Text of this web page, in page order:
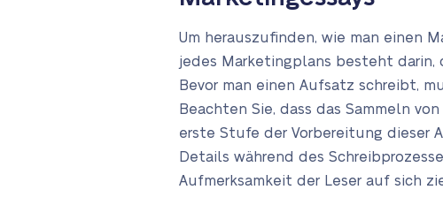
Um herauszufinden, wie man einen
jedes Marketingplans besteht darin,
Bevor man einen Aufsatz schreibt,
Beachten Sie, dass das Sammeln
erste Stufe der Vorbereitung dieser
Details während des
Aufmerksamkeit der Leser auf sich